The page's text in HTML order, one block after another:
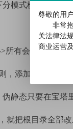
模式棋牌源码
所有会员->编辑
，添加安全组规则
静态只要在宝塔
就把根目录全部改
尊敬的用
非常
关法律法
商业运营